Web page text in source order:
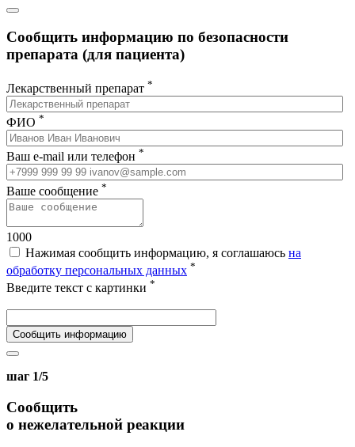
Сообщить информацию по безопасности
препарата (для пациента)
Лекарственный препарат *
ФИО *
Ваш e-mail или телефон *
Ваше сообщение *
1000
Нажимая сообщить информацию, я соглашаюсь на
обработку персональных данных *
Введите текст с картинки *
Сообщить информацию
шаг 1/5
Сообщить
о нежелательной реакции